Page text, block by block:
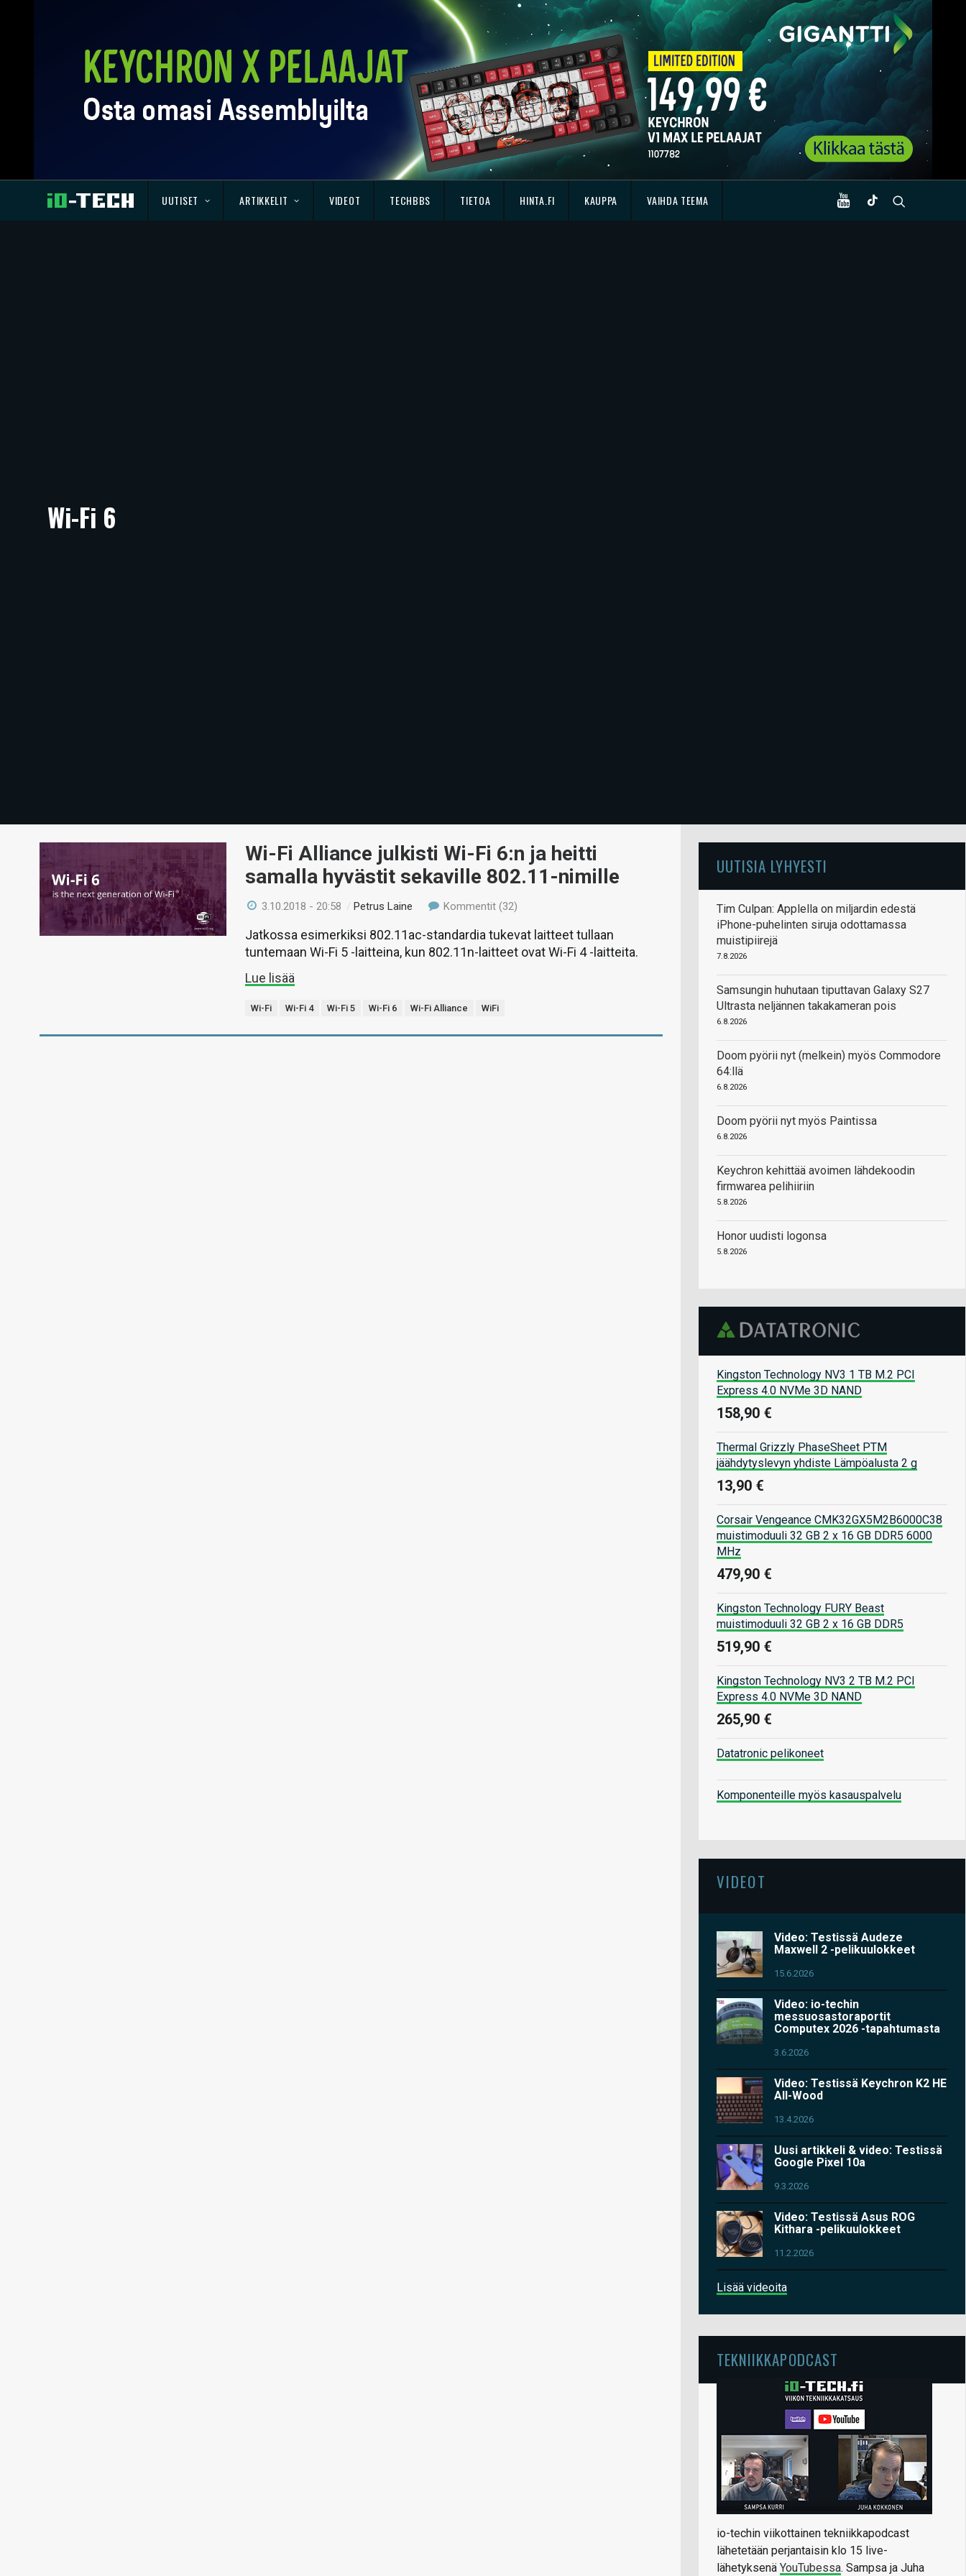
UUTISET ARTIKKELIT VIDEOT TECHBBS TIETOA HINTA.FI KAUPPA VAIHDA TEEMA
Wi-Fi 6
Wi-Fi Alliance julkisti Wi-Fi 6:n ja heitti
samalla hyvästit sekaville 802.11-nimille
3.10.2018 - 20:58 /Petrus Laine Kommentit (32)
Jatkossa esimerkiksi 802.11ac-standardia tukevat laitteet tullaan
tuntemaan Wi-Fi 5 -laitteina, kun 802.11n-laitteet ovat Wi-Fi 4 -laitteita.
Lue lisää
Wi-Fi Wi-Fi 4 Wi-Fi 5 Wi-Fi 6 Wi-Fi Alliance WiFi
UUTISIA LYHYESTI
Tim Culpan: Applella on miljardin edestä
iPhone-puhelinten siruja odottamassa
muistipiirejä
7.8.2026
Samsungin huhutaan tiputtavan Galaxy S27
Ultrasta neljännen takakameran pois
6.8.2026
Doom pyörii nyt (melkein) myös Commodore
64:llä
6.8.2026
Doom pyörii nyt myös Paintissa
6.8.2026
Keychron kehittää avoimen lähdekoodin
firmwarea pelihiiriin
5.8.2026
Honor uudisti logonsa
5.8.2026
Kingston Technology NV3 1 TB M.2 PCI
Express 4.0 NVMe 3D NAND
158,90 €
Thermal Grizzly PhaseSheet PTM
jäähdytyslevyn yhdiste Lämpöalusta 2 g
13,90 €
Corsair Vengeance CMK32GX5M2B6000C38
muistimoduuli 32 GB 2 x 16 GB DDR5 6000
MHz
479,90 €
Kingston Technology FURY Beast
muistimoduuli 32 GB 2 x 16 GB DDR5
519,90 €
Kingston Technology NV3 2 TB M.2 PCI
Express 4.0 NVMe 3D NAND
265,90 €
Datatronic pelikoneet
Komponenteille myös kasauspalvelu
VIDEOT
Video: Testissä Audeze
Maxwell 2 -pelikuulokkeet
15.6.2026
Video: io-techin
messuosastoraportit
Computex 2026 -tapahtumasta
3.6.2026
Video: Testissä Keychron K2 HE
All-Wood
13.4.2026
Uusi artikkeli & video: Testissä
Google Pixel 10a
9.3.2026
Video: Testissä Asus ROG
Kithara -pelikuulokkeet
11.2.2026
Lisää videoita
TEKNIIKKAPODCAST
io-techin viikottainen tekniikkapodcast
lähetetään perjantaisin klo 15 live-
lähetyksenä YouTubessa. Sampsa ja Juha